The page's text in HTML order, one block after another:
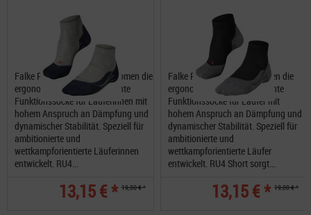
Falke Running RU4 Short Women die
ergonomische, linke und rechte
Funktionssocke für Läuferinnen mit
hohem Anspruch an Dämpfung und
dynamischer Stabilität. Speziell für
ambitionierte und
wettkampforientierte Läuferinnen
entwickelt. RU4...
13,15 € * 19,00 € *
Falke Running RU4 Short Men die
ergonomische, linke und rechte
Funktionssocke für Läufer mit
hohem Anspruch an Dämpfung und
dynamischer Stabilität. Speziell für
ambitionierte und
wettkampforientierte Läufer
entwickelt. RU4 Short sorgt...
13,15 € * 19,00 € *